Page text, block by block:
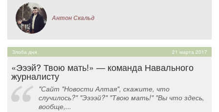
Антон Скальд
Злоба дня 21 марта 2017
«Эээй? Твою мать!» — команда Навального
журналисту
"Сайт "Новости Алтая", скажите, что
случилось?" "Ээээй?" "Твою мать!" "Вы что здесь,
вообще,...